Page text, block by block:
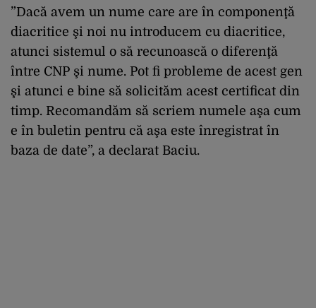
”Dacă avem un nume care are în componenţă
diacritice şi noi nu introducem cu diacritice,
atunci sistemul o să recunoască o diferenţă
între CNP şi nume. Pot fi probleme de acest gen
şi atunci e bine să solicităm acest certificat din
timp. Recomandăm să scriem numele aşa cum
e în buletin pentru că aşa este înregistrat în
baza de date”, a declarat Baciu.